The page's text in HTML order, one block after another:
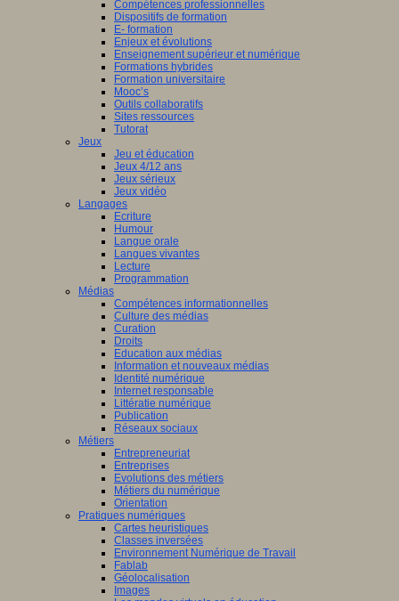
Compétences professionnelles
Dispositifs de formation
E- formation
Enjeux et évolutions
Enseignement supérieur et numérique
Formations hybrides
Formation universitaire
Mooc’s
Outils collaboratifs
Sites ressources
Tutorat
Jeux
Jeu et éducation
Jeux 4/12 ans
Jeux sérieux
Jeux vidéo
Langages
Ecriture
Humour
Langue orale
Langues vivantes
Lecture
Programmation
Médias
Compétences informationnelles
Culture des médias
Curation
Droits
Education aux médias
Information et nouveaux médias
Identité numérique
Internet responsable
Littératie numérique
Publication
Réseaux sociaux
Métiers
Entrepreneuriat
Entreprises
Evolutions des métiers
Métiers du numérique
Orientation
Pratiques numériques
Cartes heuristiques
Classes inversées
Environnement Numérique de Travail
Fablab
Géolocalisation
Images